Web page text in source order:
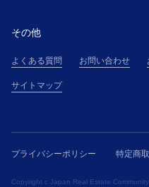
その他
よくある質問 お問い合わせ
サイトマップ
プライバシーポリシー 特定商
Copyright c Japan Real Estate